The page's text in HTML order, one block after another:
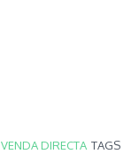
VENDA DIRECTA TAGS